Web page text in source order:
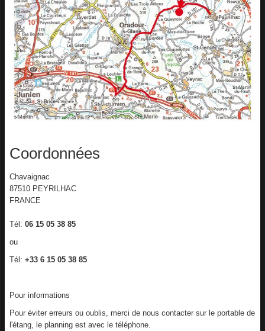
Coordonnées
Chavaignac
87510 PEYRILHAC
FRANCE
Tél: 06 15 05 38 85
ou
Tél: +33 6 15 05 38 85
Pour informations
Pour éviter erreurs ou oublis, merci de nous contacter sur le portable de
l'étang, le planning est avec le téléphone.